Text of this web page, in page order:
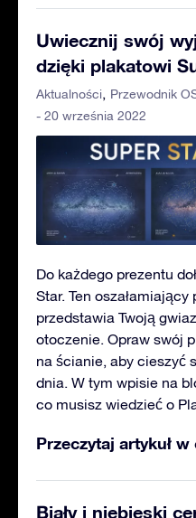
Uwiecznij swój
dzięki plakatowi
Aktualności Przewodnik
- 20 września 2022
Do każdego prezentu
Star. Ten
przedstawia Twoją
otoczenie. Opraw swój
na ścianie, aby cieszyć
dnia. W tym wpisie na
co musisz wiedzieć o
Przeczytaj artykuł w
Biały i niebieski